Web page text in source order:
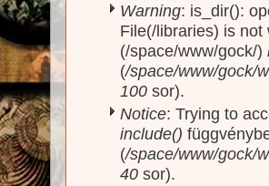
Warning: is_dir():
File(/libraries) is
(/space/www/gock/)
(/space/www/gock/
100 sor).
Notice: Trying to
include()
(/space/www/gock/
40 sor).